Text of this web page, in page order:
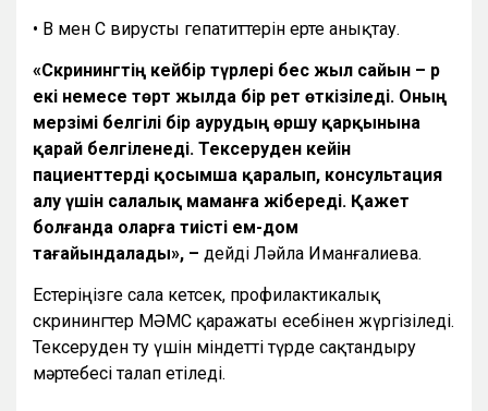
• В мен С вирусты гепатиттерін ерте анықтау.
«Скринингтің кейбір түрлері бес жыл сайын – әр
екі немесе төрт жылда бір рет өткізіледі. Оның
мерзімі белгілі бір аурудың өршу қарқынына
қарай белгіленеді. Тексеруден кейін
пациенттерді қосымша қаралып, консультация
алу үшін салалық маманға жібереді. Қажет
болғанда оларға тиісті ем-дом
тағайындалады», – дейді Ләйла Иманғалиева.
Естеріңізге сала кетсек, профилактикалық
скринингтер МӘМС қаражаты есебінен жүргізіледі.
Тексеруден өту үшін міндетті түрде сақтандыру
мәртебесі талап етіледі.